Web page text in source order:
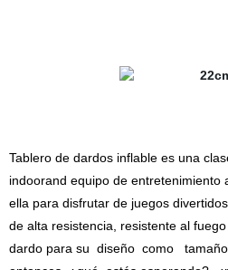
Tablero de dardos inflable es una
indoorand equipo de entretenimiento
ella para disfrutar de juegos
de alta resistencia, resistente al
dardo para su diseño como